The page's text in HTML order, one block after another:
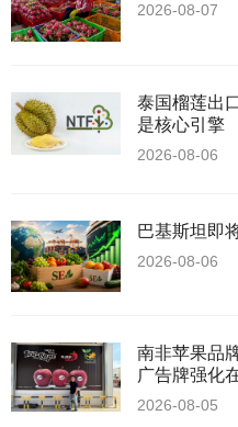
2026-08-07
泰国榴莲出
是核心引擎
2026-08-06
巴基斯坦即
2026-08-06
南非苹果品
广告牌强化
2026-08-05